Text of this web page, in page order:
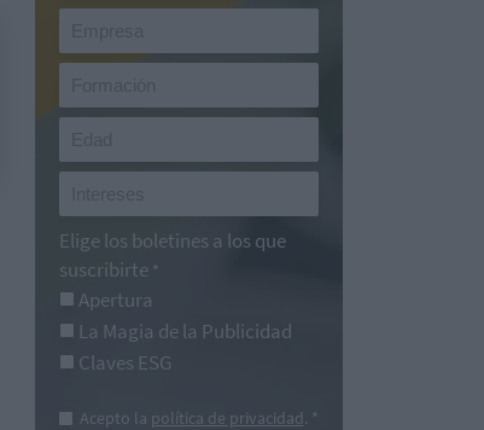
Elige los boletines a los que
suscribirte *
Apertura
La Magia de la Publicidad
Claves ESG
Acepto la política de privacidad. *